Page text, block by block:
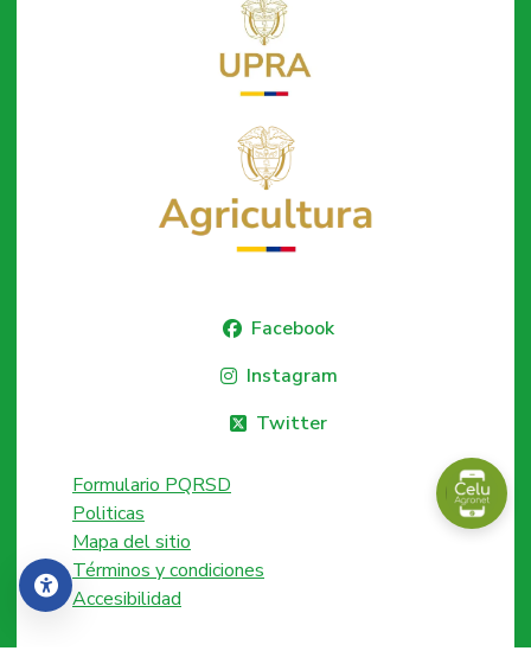
Accesibilidad
Facebook
Instagram
Twitter
Formulario PQRSD
Politicas
Mapa del sitio
Términos y condiciones
Accesibilidad